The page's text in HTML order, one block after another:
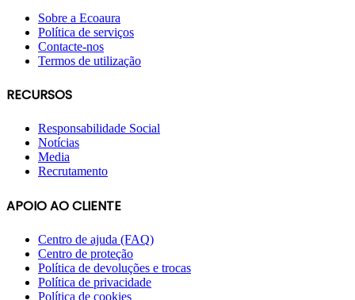
Sobre a Ecoaura
Política de serviços
Contacte-nos
Termos de utilização
RECURSOS
Responsabilidade Social
Notícias
Media
Recrutamento
APOIO AO CLIENTE
Centro de ajuda (FAQ)
Centro de proteção
Política de devoluções e trocas
Política de privacidade
Política de cookies